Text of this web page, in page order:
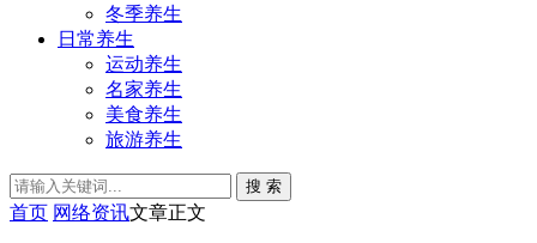
冬季养生
日常养生
运动养生
名家养生
美食养生
旅游养生
搜 索
首页 网络资讯文章正文